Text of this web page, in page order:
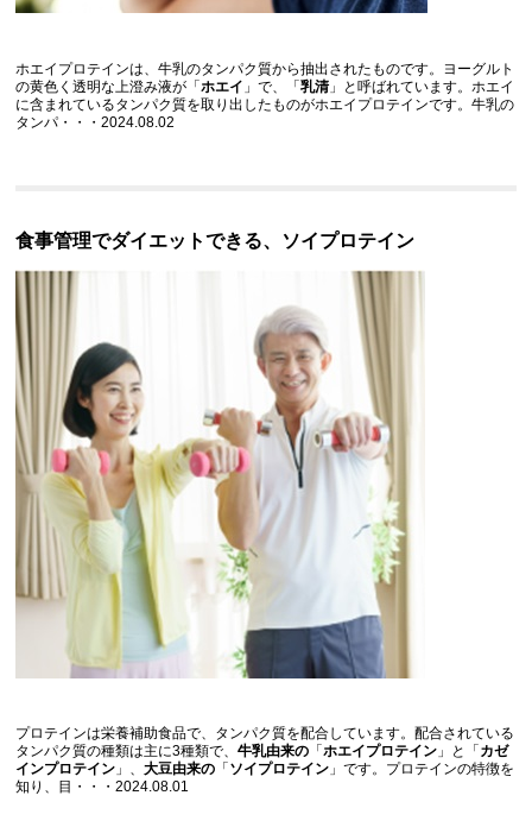
ホエイプロテインは、牛乳のタンパク質から抽出されたものです。ヨーグルト
の黄色く透明な上澄み液が「ホエイ 」で、「乳清」と呼ばれています。ホエイ
に含まれているタンパク質を取り出したものがホエイプロテインです。牛乳の
タンパ・・・2024.08.02
食事管理でダイエットできる、ソイプロテイン
プロテインは栄養補助食品で、タンパク質を配合しています。配合されている
タンパク質の種類は主に3種類で、 牛乳由来の 「 ホエイプロテイン 」と「 カゼ
インプロテイン 」、 大豆由来の 「 ソイプロテイン 」です。プロテインの特徴を
知り、目・・・2024.08.01